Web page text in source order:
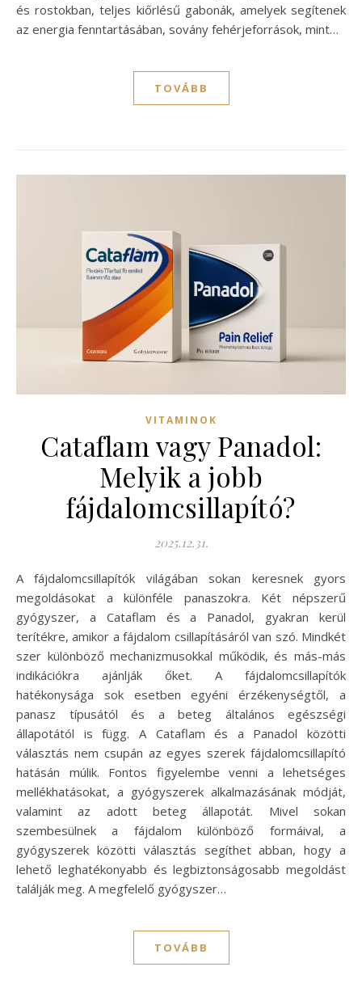
és rostokban, teljes kiőrlésű gabonák, amelyek segítenek
az energia fenntartásában, sovány fehérjeforrások, mint…
TOVÁBB
VITAMINOK
Cataflam vagy Panadol:
Melyik a jobb
fájdalomcsillapító?
2025.12.31.
A fájdalomcsillapítók világában sokan keresnek gyors
megoldásokat a különféle panaszokra. Két népszerű
gyógyszer, a Cataflam és a Panadol, gyakran kerül
terítékre, amikor a fájdalom csillapításáról van szó. Mindkét
szer különböző mechanizmusokkal működik, és más-más
indikációkra ajánlják őket. A fájdalomcsillapítók
hatékonysága sok esetben egyéni érzékenységtől, a
panasz típusától és a beteg általános egészségi
állapotától is függ. A Cataflam és a Panadol közötti
választás nem csupán az egyes szerek fájdalomcsillapító
hatásán múlik. Fontos figyelembe venni a lehetséges
mellékhatásokat, a gyógyszerek alkalmazásának módját,
valamint az adott beteg állapotát. Mivel sokan
szembesülnek a fájdalom különböző formáival, a
gyógyszerek közötti választás segíthet abban, hogy a
lehető leghatékonyabb és legbiztonságosabb megoldást
találják meg. A megfelelő gyógyszer…
TOVÁBB